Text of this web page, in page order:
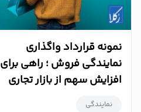
نمونه قرارداد واگذاری
نمایندگی فروش ؛ راهی برای
افزایش سهم از بازار تجاری
نمایندگی